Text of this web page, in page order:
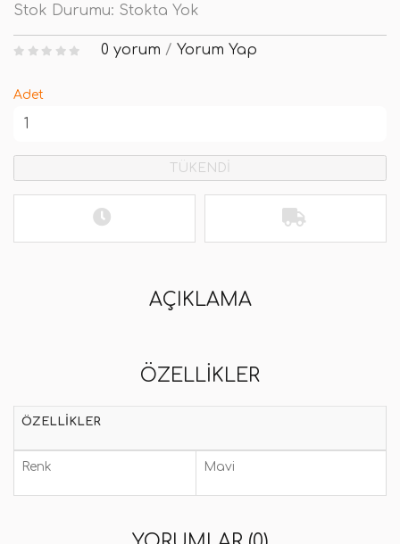
Stok Durumu: Stokta Yok
0 yorum / Yorum Yap
Adet
TÜKENDİ
AÇIKLAMA
ÖZELLIKLER
ÖZELLIKLER
Renk Mavi